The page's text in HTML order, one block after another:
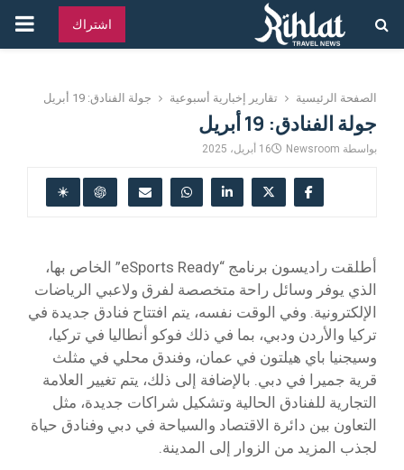
اشتراك
الصفحة الرئيسية تقارير إخبارية أسبوعية جولة الفنادق: 19 أبريل
جولة الفنادق: 19 أبريل
بواسطة Newsroom 16 أبريل، 2025
أطلقت راديسون برنامج “eSports Ready” الخاص بها،
الذي يوفر وسائل راحة متخصصة لفرق ولاعبي الرياضات
الإلكترونية. وفي الوقت نفسه، يتم افتتاح فنادق جديدة في
تركيا والأردن ودبي، بما في ذلك فوكو أنطاليا في تركيا،
وسيجنيا باي هيلتون في عمان، وفندق محلي في مثلث
قرية جميرا في دبي. بالإضافة إلى ذلك، يتم تغيير العلامة
التجارية للفنادق الحالية وتشكيل شراكات جديدة، مثل
التعاون بين دائرة الاقتصاد والسياحة في دبي وفنادق حياة
لجذب المزيد من الزوار إلى المدينة.